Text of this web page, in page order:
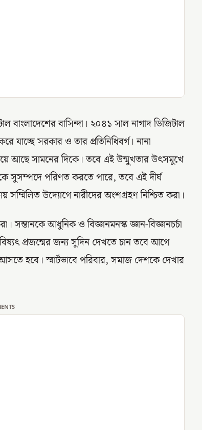
বাংলাদেশের বাসিন্দা। ২০৪১ সাল নাগাদ ডিজিটাল
যাচ্ছে সরকার ও তার প্রতিনিধিবর্গ। নানা
আছে সামনের দিকে। তবে এই উন্মুখতার উৎসমুখে
সুসম্পদে পরিণত করতে পারে, তবে এই দীর্ঘ
উদ্যোগে নারীদের অংশগ্রহণ নিশ্চিত করা।
সন্তানকে আধুনিক ও বিজ্ঞানমনস্ক জ্ঞান-বিজ্ঞানচর্চা
প্রজন্মের জন্য সুদিন দেখতে চান তবে আগে
হবে। স্মার্টভাবে পরিবার, সমাজ দেশকে দেখার